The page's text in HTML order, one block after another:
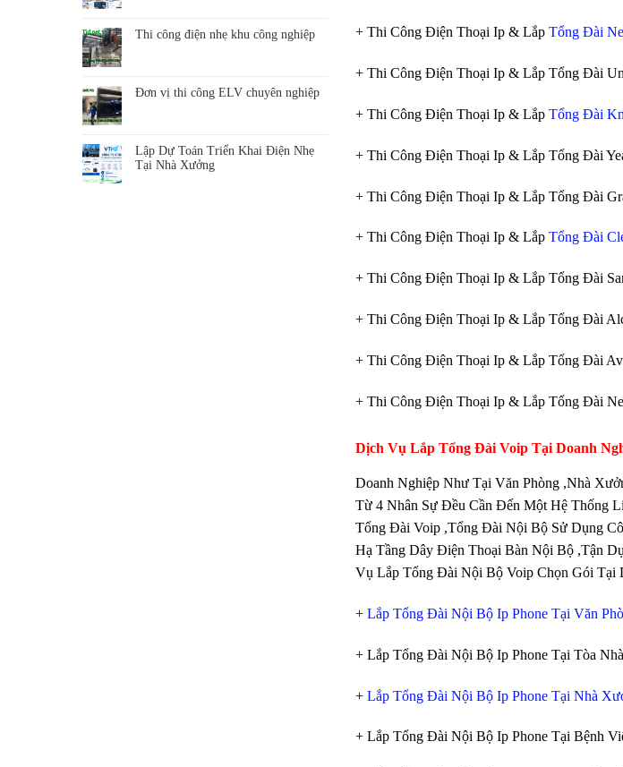
Thi công điện nhẹ khu công nghiệp
Đơn vị thi công ELV chuyên nghiệp
Lập Dự Toán Triển Khai Điện Nhẹ
Tại Nhà Xưởng
+ Thi Công Điện Thoại Ip & Lắp Tổng Đài
+ Thi Công Điện Thoại Ip & Lắp Tổng Đài
+ Thi Công Điện Thoại Ip & Lắp Tổng Đài
+ Thi Công Điện Thoại Ip & Lắp Tổng Đài
+ Thi Công Điện Thoại Ip & Lắp Tổng Đài
+ Thi Công Điện Thoại Ip & Lắp Tổng Đài
+ Thi Công Điện Thoại Ip & Lắp Tổng Đài
+ Thi Công Điện Thoại Ip & Lắp Tổng Đài
+ Thi Công Điện Thoại Ip & Lắp Tổng Đài
+ Thi Công Điện Thoại Ip & Lắp Tổng Đài
Dịch Vụ Lắp Tổng Đài Voip Tại Doanh
Doanh Nghiệp Như Tại Văn Phòng ,Nhà
Từ 4 Nhân Sự Đều Cần Đến Một Hệ Thống
Tổng Đài Voip ,Tổng Đài Nội Bộ Sử Dụng
Hạ Tầng Dây Điện Thoại Bàn Nội Bộ ,Tận
Vụ Lắp Tổng Đài Nội Bộ Voip Chọn Gói Tại
+ Lắp Tổng Đài Nội Bộ Ip Phone Tại Văn
+ Lắp Tổng Đài Nội Bộ Ip Phone Tại Tòa Nhà
+ Lắp Tổng Đài Nội Bộ Ip Phone Tại Nhà
+ Lắp Tổng Đài Nội Bộ Ip Phone Tại Bệnh